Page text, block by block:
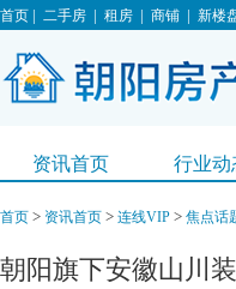
首页 | 二手房 | 租房 | 商铺 | 新楼
资讯首页 行业动
首页 > 资讯首页 > 连线VIP > 焦点话
朝阳旗下安徽山川